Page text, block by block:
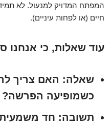
המפתח המדויק למנעול. לא
חיים (או לפחות עיניים).
עוד שאלות, כי אנחנו
שאלה: האם צריך
כשמופיעה הפרשה?
תשובה: חד משמעית